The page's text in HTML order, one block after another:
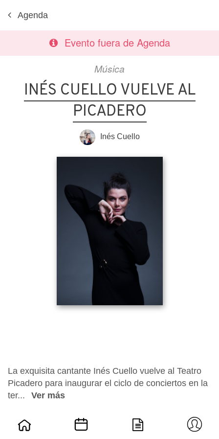
Agenda
Evento fuera de Agenda
Música
INÉS CUELLO VUELVE AL
PICADERO
Inés Cuello
La exquisita cantante Inés Cuello vuelve al Teatro
Picadero para inaugurar el ciclo de conciertos en la
ter...
Ver más